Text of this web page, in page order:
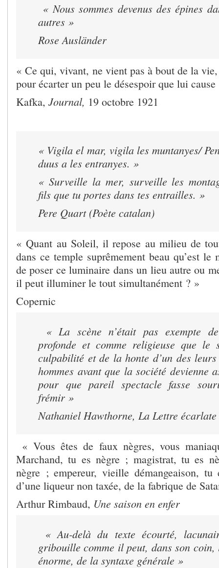
« Nous sommes devenus des épines
autres »
Rose Ausländer
« Ce qui, vivant, ne vient pas à bout de la
pour écarter un peu le désespoir que lui
Kafka, Journal, 19 octobre 1921
« Vigila el mar, vigila les muntanyes/
duus a les entranyes. »
« Surveille la mer, surveille les
fils que tu portes dans tes entrailles. »
Pere Quart (Poète catalan)
« Quant au Soleil, il repose au milieu de
dans ce temple suprêmement beau qu’est
de poser ce luminaire dans un lieu autre ou
il peut illuminer le tout simultanément ? »
Copernic
« La scène n’était pas exempte
profonde et comme religieuse que le
culpabilité et de la honte d’un des
hommes avant que la société devienne
pour que pareil spectacle fasse
frémir »
Nathaniel Hawthorne, La Lettre écarlate
« Vous êtes de faux nègres, vous
Marchand, tu es nègre ; magistrat, tu es
nègre ; empereur, vieille démangeaison,
d’une liqueur non taxée, de la fabrique de
Arthur Rimbaud, Une saison en enfer
« Au-delà du texte écourté,
gribouille comme il peut, dans son
énorme, de la syntaxe générale »